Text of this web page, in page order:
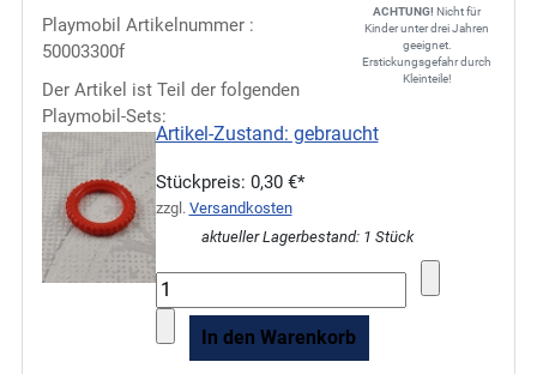
Playmobil Artikelnummer :
50003300f
ACHTUNG! Nicht für
Kinder unter drei Jahren
geeignet.
Erstickungsgefahr durch
Kleinteile!
Artikel-Zustand: gebraucht
Stückpreis: 0,30 €*
zzgl. Versandkosten
aktueller Lagerbestand: 1 Stück
Der Artikel ist Teil der folgenden
Playmobil-Sets: